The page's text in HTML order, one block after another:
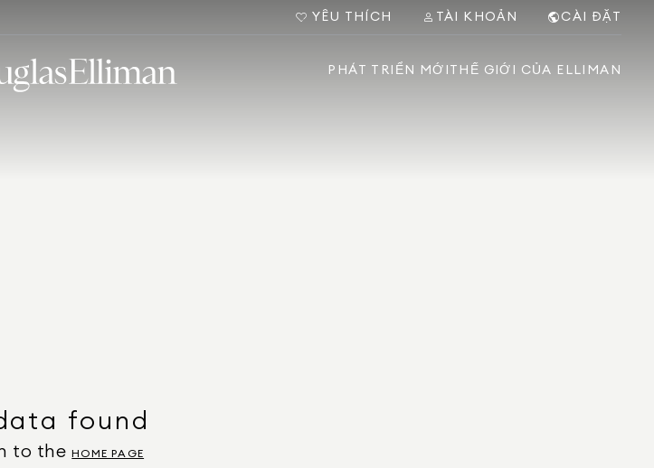
YÊU THÍCH TÀI KHOẢN CÀI ĐẶT
PHÁT TRIỂN MỚI THẾ GIỚI CỦA ELLIMAN
found
to the HOME PAGE